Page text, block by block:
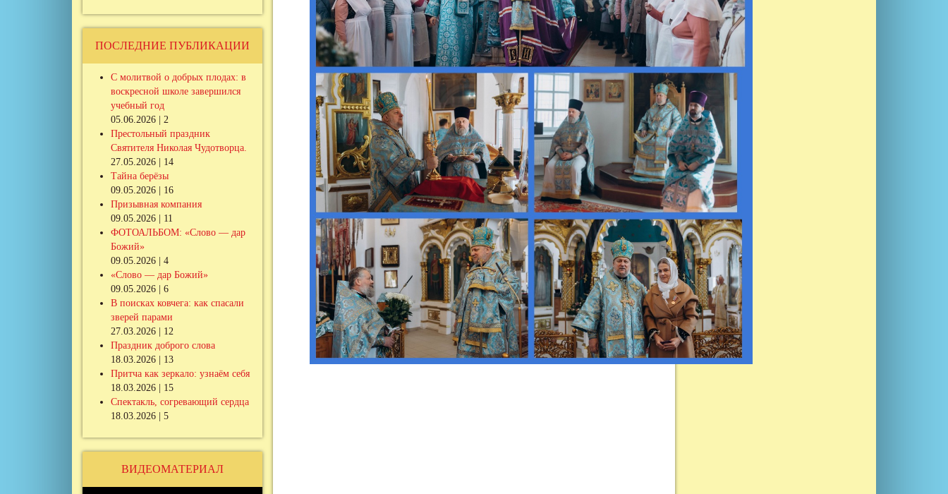
ПОСЛЕДНИЕ ПУБЛИКАЦИИ
С молитвой о добрых плодах: в
воскресной школе завершился
учебный год
05.06.2026 | 2
Престольный праздник
Святителя Николая Чудотворца.
27.05.2026 | 14
Тайна берёзы
09.05.2026 | 16
Призывная компания
09.05.2026 | 11
ФОТОАЛЬБОМ: «Слово — дар
Божий»
09.05.2026 | 4
«Слово — дар Божий»
09.05.2026 | 6
В поисках ковчега: как спасали
зверей парами
27.03.2026 | 12
Праздник доброго слова
18.03.2026 | 13
Притча как зеркало: узнаём себя
18.03.2026 | 15
Спектакль, согревающий сердца
18.03.2026 | 5
ВИДЕОМАТЕРИАЛ